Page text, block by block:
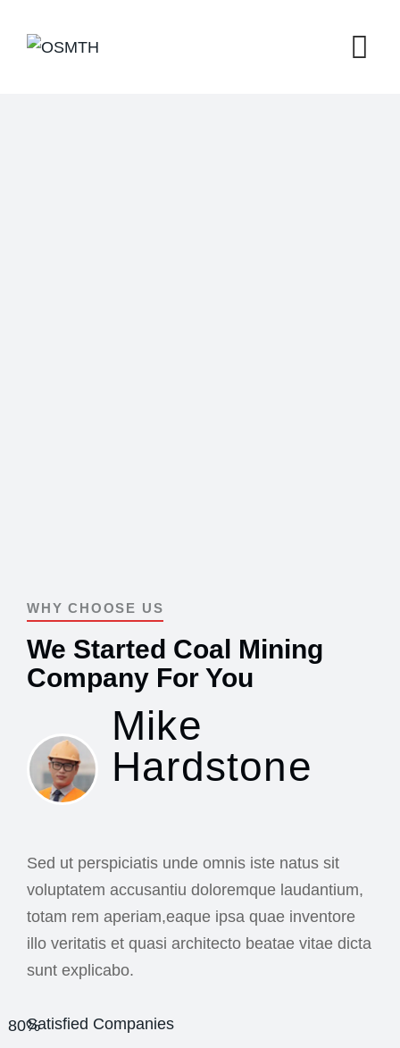
About Us
WHY CHOOSE US
We Started Coal Mining
Company For You
Mike
Hardstone
Sed ut perspiciatis unde omnis iste natus sit
voluptatem accusantiu doloremque laudantium,
totam rem aperiam,eaque ipsa quae inventore
illo veritatis et quasi architecto beatae vitae dicta
sunt explicabo.
Satisfied Companies
80%